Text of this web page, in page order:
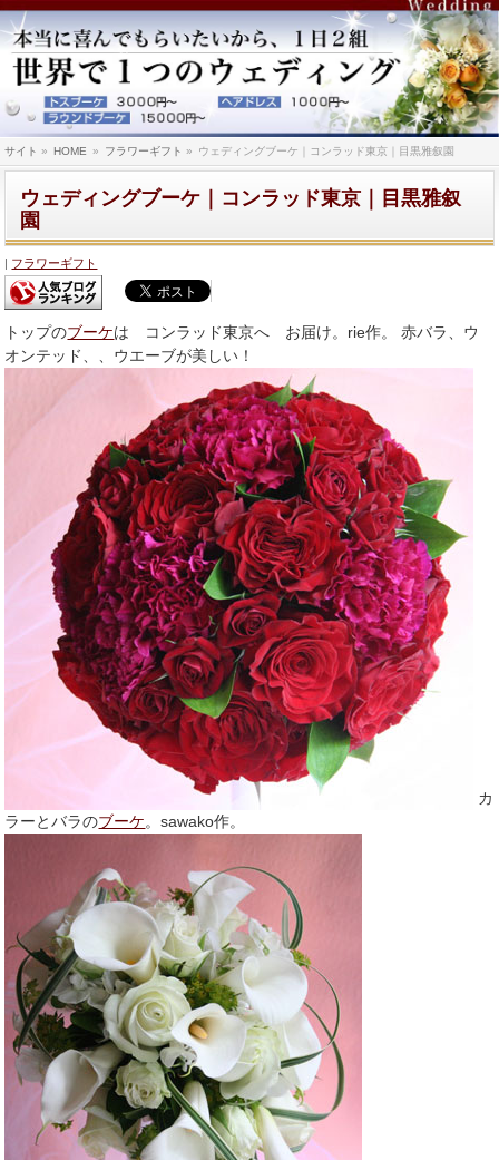
サイト » HOME » フラワーギフト » ウェディングブーケ｜コンラッド東京｜目黒雅叙園
ウェディングブーケ｜コンラッド東京｜目黒雅叙
園
フラワーギフト
トップのブーケは コンラッド東京へ お届け。rie作。 赤バラ、ウ
オンテッド、、ウエーブが美しい！
カ
ラーとバラのブーケ。sawako作。